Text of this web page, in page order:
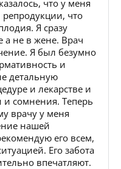
что у меня
что
Я сразу
а не в жене. Врач
Я был безумно
и
детальную
и лекарстве и
и сомнения. Теперь
врачу у меня
нашей
его всем,
Его забота
впечатляют.